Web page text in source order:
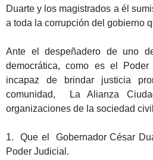
Duarte y los magistrados a él
a toda la corrupción del gobierno
Ante el despeñadero de uno
democrática, como es el
incapaz de brindar justicia
comunidad, La Alianza
organizaciones de la sociedad
1. Que el Gobernador César
Poder Judicial.